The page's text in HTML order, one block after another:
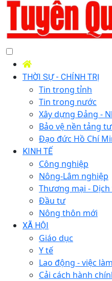
THỜI SỰ - CHÍNH TRỊ
Tin trong tỉnh
Tin trong nước
Xây dựng Đảng -
Bảo vệ nền tảng
Đạo đức Hồ Chí
KINH TẾ
Công nghiệp
Nông-Lâm nghiệp
Thương mại - Dịch
Đầu tư
Nông thôn mới
XÃ HỘI
Giáo dục
Y tế
Lao động - việc làm
Cải cách hành